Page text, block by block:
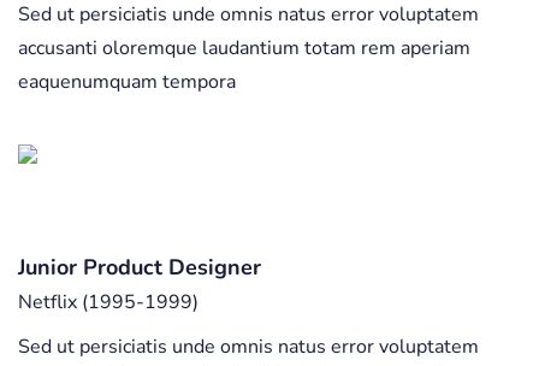
Sed ut persiciatis unde omnis natus error voluptatem
accusanti oloremque laudantium totam rem aperiam
eaquenumquam tempora
Junior Product Designer
Netflix (1995-1999)
Sed ut persiciatis unde omnis natus error voluptatem